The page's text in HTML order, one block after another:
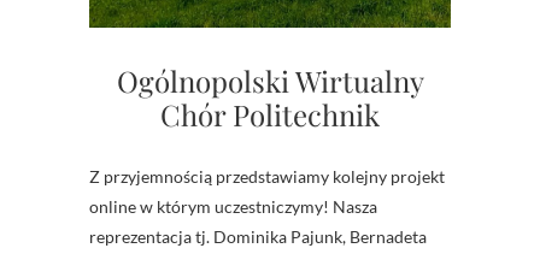
Ogólnopolski Wirtualny
Chór Politechnik
Z przyjemnością przedstawiamy kolejny projekt
online w którym uczestniczymy! Nasza
reprezentacja tj. Dominika Pajunk, Bernadeta